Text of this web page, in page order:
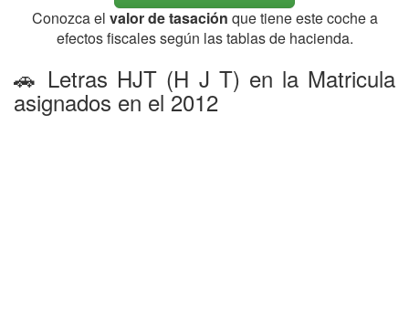
Conozca el valor de tasación que tiene este coche a
efectos fiscales según las tablas de hacienda.
🚗 Letras HJT (H J T) en la Matricula
asignados en el 2012